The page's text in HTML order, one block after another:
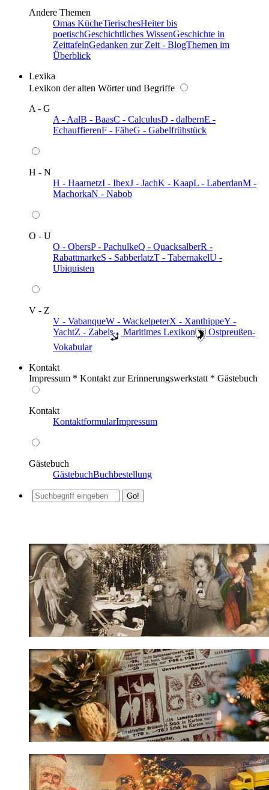
Andere Themen
Omas KücheTierischesHeiter bis
poetischGeschichtliches WissenGeschichte in
ZeittafelnGedanken zur Zeit - BlogThemen im
Überblick
Lexika
Lexikon der alten Wörter und Begriffe
A - G
A - AalB - BaasC - CalculusD - dalbernE -
EchauffierenF - FäheG - Gabelfrühstück
H - N
H - HaarnetzI - IbexJ - JachK - KaapL - LaberdanM -
MachorkaN - Nabob
O - U
O - ObersP - PachulkeQ - QuacksalberR -
RabattmarkeS - SabberlatzT - TabernakelU -
Ubiquisten
V - Z
V - VabanqueW - WackelpeterX - XanthippeY -
YachtZ - Zabel ️ Maritimes Lexikon
️ Ostpreußen-
Vokabular
Kontakt
Impressum * Kontakt zur Erinnerungswerkstatt * Gästebuch
Kontakt
KontaktformularImpressum
Gästebuch
GästebuchBuchbestellung